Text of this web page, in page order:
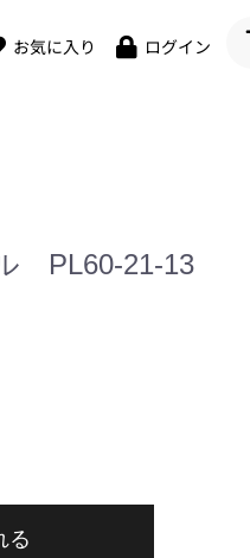
お気に入り ログイン
PL60-21-13
る